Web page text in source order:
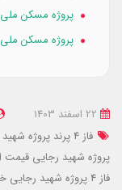
پروژه مسکن ملی آرتا
پروژه مسکن ملی رهام 3 چینه
فاز 4 پرند پروژه شهید رجایی
پروژه شهید رجایی قیمت املاک
فاز 4 پروژه شهید رجایی